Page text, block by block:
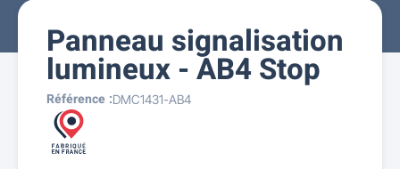
Panneau signalisation
lumineux - AB4 Stop
Référence :DMC1431-AB4